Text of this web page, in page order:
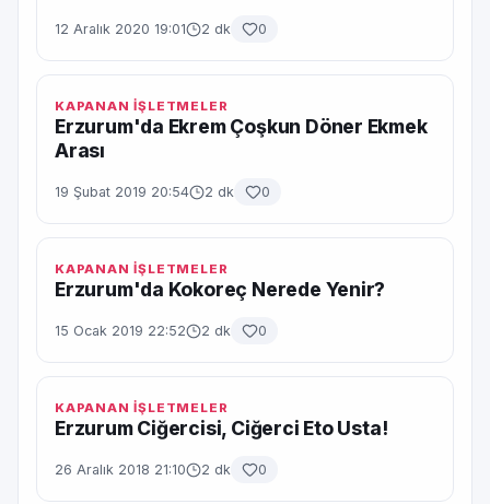
12 Aralık 2020 19:01 2 dk 0
KAPANAN İŞLETMELER
Erzurum'da Ekrem Çoşkun Döner Ekmek
Arası
19 Şubat 2019 20:54 2 dk 0
KAPANAN İŞLETMELER
Erzurum'da Kokoreç Nerede Yenir?
15 Ocak 2019 22:52 2 dk 0
KAPANAN İŞLETMELER
Erzurum Ciğercisi, Ciğerci Eto Usta!
26 Aralık 2018 21:10 2 dk 0